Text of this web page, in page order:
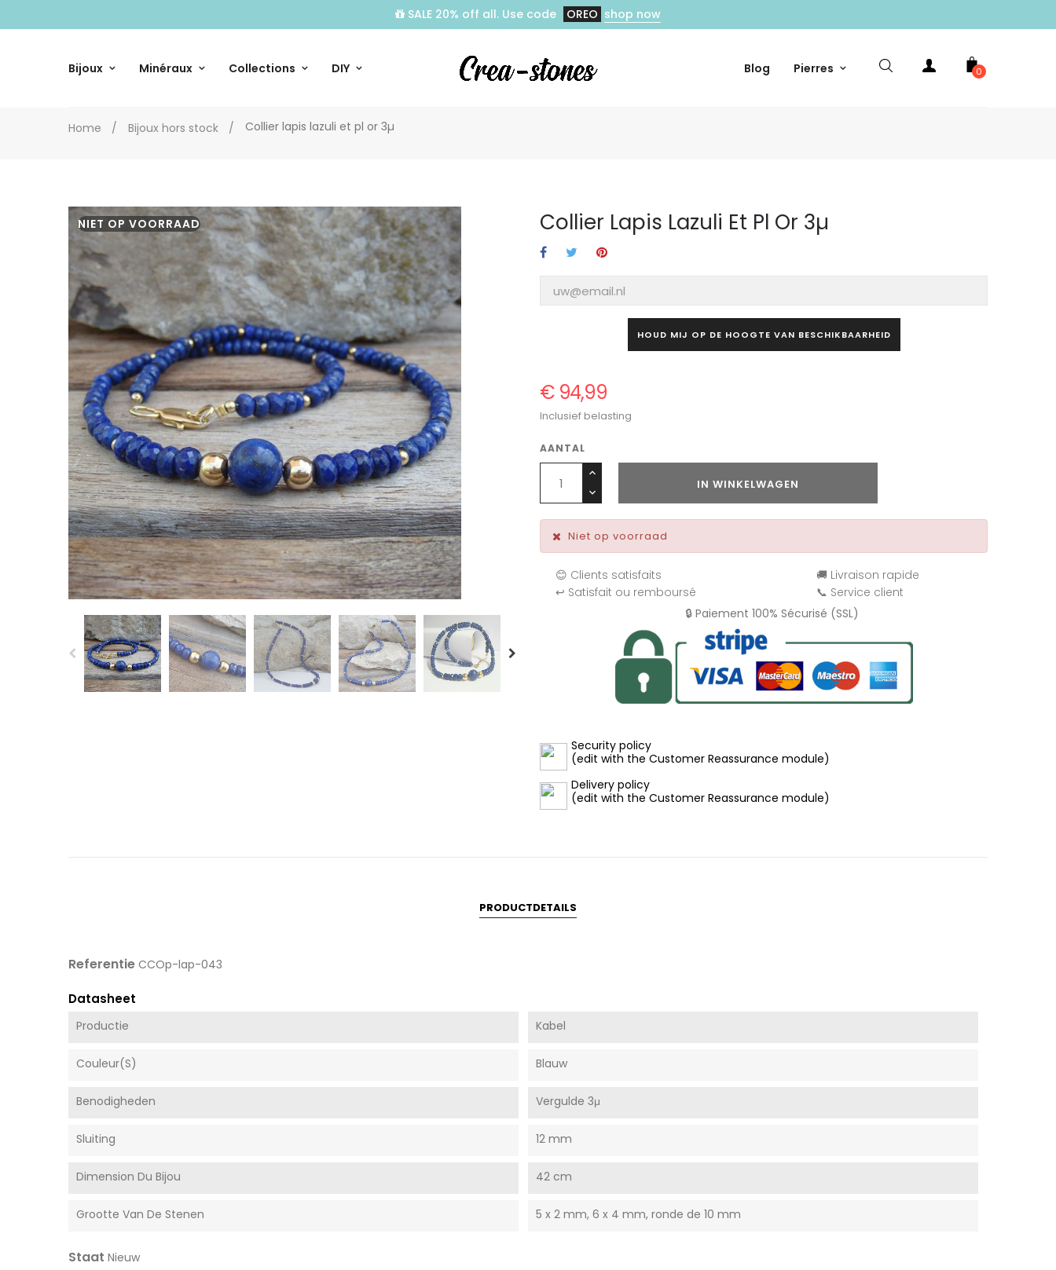
SALE 20% off all. Use code OREO shop now
Bijoux Minéraux Collections DIY Blog Pierres 0
Home Bijoux hors stock Collier lapis lazuli et pl or 3µ
NIET OP VOORRAAD Collier Lapis Lazuli Et Pl Or 3µ
HOUD MIJ OP DE HOOGTE VAN BESCHIKBAARHEID
€ 94,99
Inclusief belasting
AANTAL
IN WINKELWAGEN
Niet op voorraad
😊 Clients satisfaits
🚚 Livraison rapide
↩️ Satisfait ou remboursé
📞 Service client
🔒 Paiement 100% Sécurisé (SSL)
Security policy
(edit with the Customer Reassurance module)
Delivery policy
(edit with the Customer Reassurance module)
PRODUCTDETAILS
Referentie CCOp-lap-043
Datasheet
Productie Kabel
Couleur(s) Blauw
Benodigheden Vergulde 3μ
Sluiting 12 mm
Dimension Du Bijou 42 cm
Grootte Van De Stenen 5 x 2 mm, 6 x 4 mm, ronde de 10 mm
Staat Nieuw